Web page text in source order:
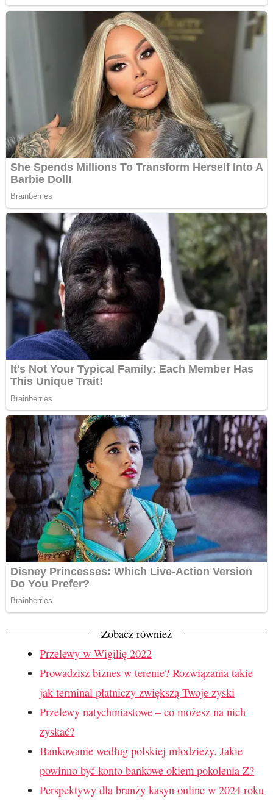
Zobacz również
Przelewy w Wigilię 2022
Prowadzisz biznes w terenie? Rozwiązania takie
jak terminal płatniczy zwiększą Twoje zyski
Przelewy natychmiastowe – co możesz na nich
zyskać?
Bankowanie według polskiej młodzieży. Jakie
powinno być konto bankowe okiem pokolenia Z?
Perspektywy dla branży kasyn online w 2024 roku